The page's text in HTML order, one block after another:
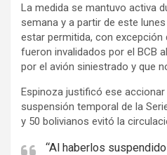
i
s
e
m
e
n
t
:
La medida se mantuvo activa
semana y a partir de este
estar permitida, con excepción
fueron invalidados por el BCB
por el avión siniestrado y que
Espinoza justificó ese
suspensión temporal de la
y 50 bolivianos evitó la
“Al haberlos